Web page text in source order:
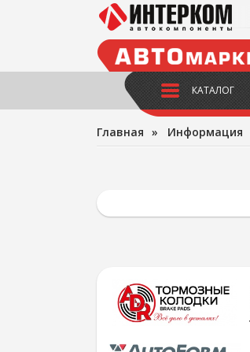
КАТАЛОГ
Главная » Информация